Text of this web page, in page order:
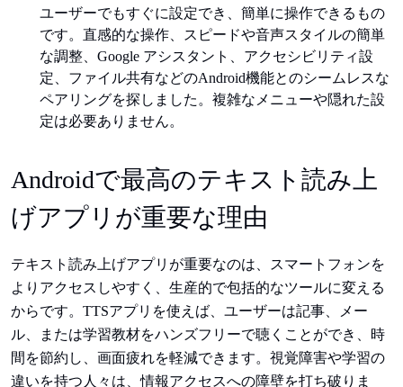
ユーザーでもすぐに設定でき、簡単に操作できるもの
です。直感的な操作、スピードや音声スタイルの簡単
な調整、Google アシスタント、アクセシビリティ設
定、ファイル共有などのAndroid機能とのシームレスな
ペアリングを探しました。複雑なメニューや隠れた設
定は必要ありません。
Androidで最高のテキスト読み上
げアプリが重要な理由
テキスト読み上げアプリが重要なのは、スマートフォンを
よりアクセスしやすく、生産的で包括的なツールに変える
からです。TTSアプリを使えば、ユーザーは記事、メー
ル、または学習教材をハンズフリーで聴くことができ、時
間を節約し、画面疲れを軽減できます。視覚障害や学習の
違いを持つ人々は、情報アクセスへの障壁を打ち破りま